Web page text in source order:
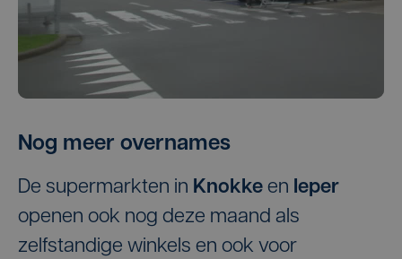
Nog meer overnames
De supermarkten in Knokke en Ieper
openen ook nog deze maand als
zelfstandige winkels en ook voor